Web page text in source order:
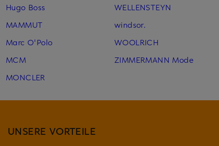
Hugo Boss
MAMMUT
Marc O'Polo
MCM
MONCLER
WELLENSTEYN
windsor.
WOOLRICH
ZIMMERMANN Mode
UNSERE VORTEILE